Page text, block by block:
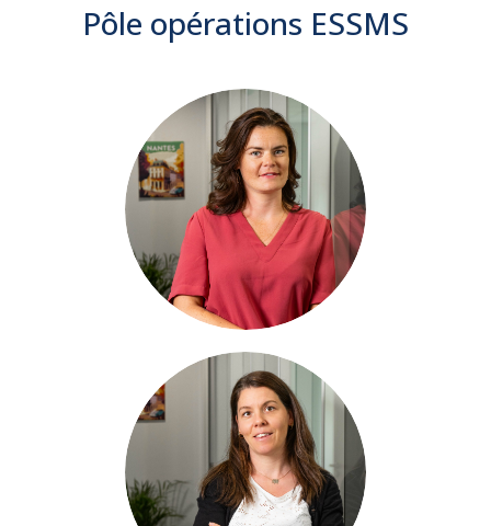
Pôle opérations ESSMS
Frédérique
BARGUILLET
Responsable
Pôle opérations
& Référente SMS
in
Tatiana
TOUZEAU
Chargée de
projets ESSMS